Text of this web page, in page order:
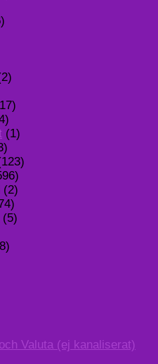
(1)
(2)
(5)
Valuta (ej kanaliserat)